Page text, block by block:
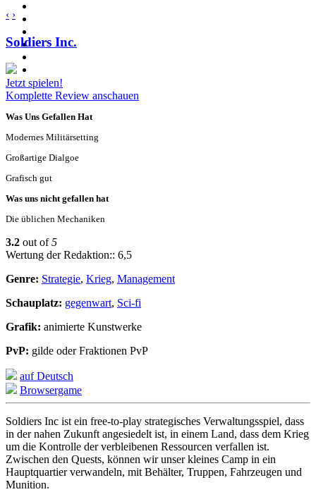
‹ ›
Soldiers Inc.
Jetzt spielen!
Komplette Review anschauen
Was Uns Gefallen Hat
Modernes Militärsetting
Großartige Dialgoe
Grafisch gut
Was uns nicht gefallen hat
Die üblichen Mechaniken
3.2 out of5
Wertung der Redaktion:: 6,5
Genre: Strategie, Krieg, Management
Schauplatz: gegenwart, Sci-fi
Grafik: animierte Kunstwerke
PvP: gilde oder Fraktionen PvP
auf Deutsch
Browsergame
Soldiers Inc ist ein free-to-play strategisches Verwaltungsspiel, dass
in der nahen Zukunft angesiedelt ist, in einem Land, dass dem Krieg
um die Kontrolle der verbleibenen Ressourcen verfallen ist.
Zwischen den Quests, können wir unser kleines Camp in ein
Hauptquartier verwandeln, mit Behälter, Truppen, Fahrzeugen und
Munition.